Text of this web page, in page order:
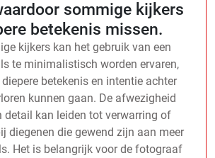
sommige kijkers
betekenis missen.
kijkers kan het gebruik van een
te minimalistisch worden ervaren,
betekenis en intentie achter
kunnen gaan. De afwezigheid
detail kan leiden tot verwarring of
diegenen die gewend zijn aan meer
Het is belangrijk voor de fotograaf